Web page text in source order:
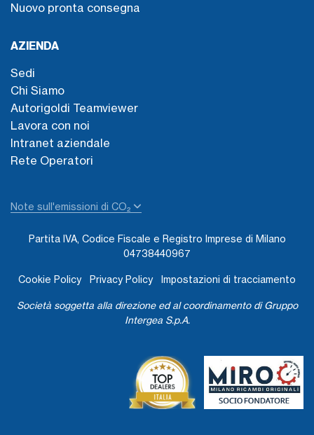
Nuovo pronta consegna
AZIENDA
Sedi
Chi Siamo
Autorigoldi Teamviewer
Lavora con noi
Intranet aziendale
Rete Operatori
Note sull'emissioni di CO₂
Partita IVA, Codice Fiscale e Registro Imprese di Milano
04738440967
Cookie Policy Privacy Policy Impostazioni di tracciamento
Società soggetta alla direzione ed al coordinamento di Gruppo
Intergea S.p.A.